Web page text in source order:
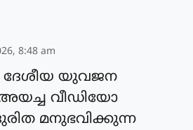
8:48 am
ദേശീയ യുവജന
വീഡിയോ
മനുഭവിക്കുന്ന